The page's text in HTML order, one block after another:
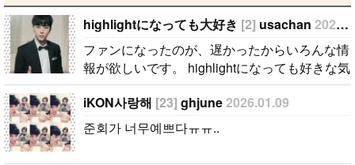
highlightになっても大好き [2] usachan 2026.02.02
ファンになったのが、遅かったからいろんな情
報が欲しいです。 highlightになっても好きな気
持ちは変わりません。 メンバー全員が大好き
ですが、一番大好きなのはジュンヒョンです。
彼らのことたくさん知りたいです。..
iKON사랑해 [23] ghjune2026.01.09
준회가 너무예쁘다ㅠㅠ..